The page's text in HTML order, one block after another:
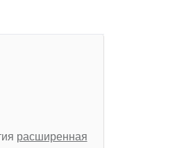
расширенная